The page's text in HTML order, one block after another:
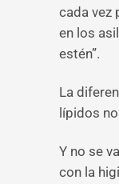
cada vez
en los
estén”.
La
lípidos
Y no se
con la